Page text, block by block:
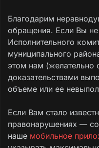
Благодарим
обращения. Если Вы
Исполнительного
муниципального
этом нам (желательно
доказательствами
объеме или ее
Если Вам стало
правонарушениях —
наше мобильное